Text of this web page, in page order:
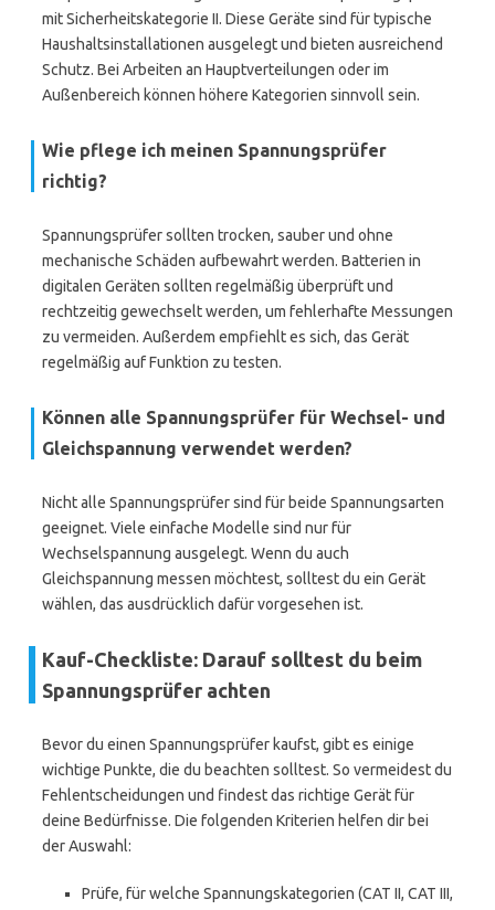
mit Sicherheitskategorie II. Diese Geräte sind für typische
Haushaltsinstallationen ausgelegt und bieten ausreichend
Schutz. Bei Arbeiten an Hauptverteilungen oder im
Außenbereich können höhere Kategorien sinnvoll sein.
Wie pflege ich meinen Spannungsprüfer
richtig?
Spannungsprüfer sollten trocken, sauber und ohne
mechanische Schäden aufbewahrt werden. Batterien in
digitalen Geräten sollten regelmäßig überprüft und
rechtzeitig gewechselt werden, um fehlerhafte Messungen
zu vermeiden. Außerdem empfiehlt es sich, das Gerät
regelmäßig auf Funktion zu testen.
Können alle Spannungsprüfer für Wechsel- und
Gleichspannung verwendet werden?
Nicht alle Spannungsprüfer sind für beide Spannungsarten
geeignet. Viele einfache Modelle sind nur für
Wechselspannung ausgelegt. Wenn du auch
Gleichspannung messen möchtest, solltest du ein Gerät
wählen, das ausdrücklich dafür vorgesehen ist.
Kauf-Checkliste: Darauf solltest du beim
Spannungsprüfer achten
Bevor du einen Spannungsprüfer kaufst, gibt es einige
wichtige Punkte, die du beachten solltest. So vermeidest du
Fehlentscheidungen und findest das richtige Gerät für
deine Bedürfnisse. Die folgenden Kriterien helfen dir bei
der Auswahl:
Prüfe, für welche Spannungskategorien (CAT II, CAT III,